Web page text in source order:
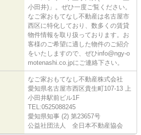
小田井)」。ぜひ一度ご覧ください。
なご家おもてなし不動産は名古屋市
西区に特化しており、数多くの賃貸
物件情報を取り扱っております。お
客様のご希望に適した物件のご紹介
をいたしますので、ぜひinfo@ngy-o
motenashi.co.jpにご連絡下さい。
なご家おもてなし不動産株式会社
愛知県名古屋市西区貴生町107-13 上
小田井駅前ビル1F
TEL:0525088245
愛知県知事 (2) 第23657号
公益社団法人 全日本不動産協会